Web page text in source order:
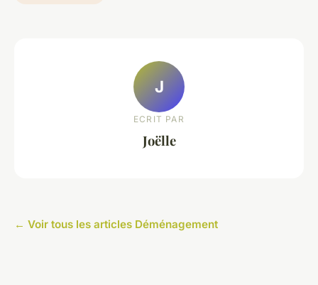
J
ECRIT PAR
Joëlle
← Voir tous les articles Déménagement